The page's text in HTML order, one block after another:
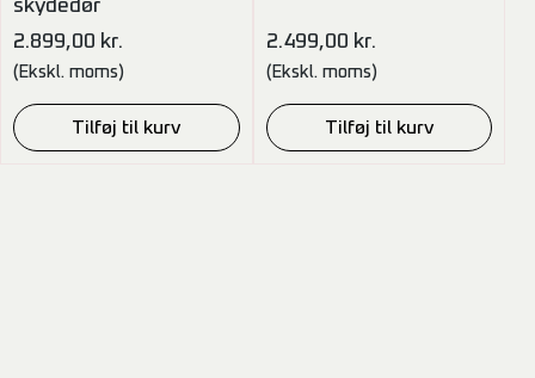
skydedør
2.899,00 kr.
(Ekskl. moms)
Tilføj til kurv
2.499,00 kr.
(Ekskl. moms)
Tilføj til kurv